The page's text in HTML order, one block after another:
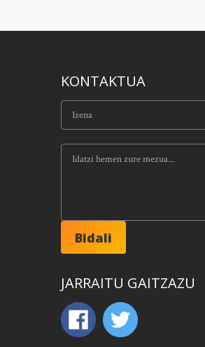
KONTAKTUA
JARRAITU GAITZAZU